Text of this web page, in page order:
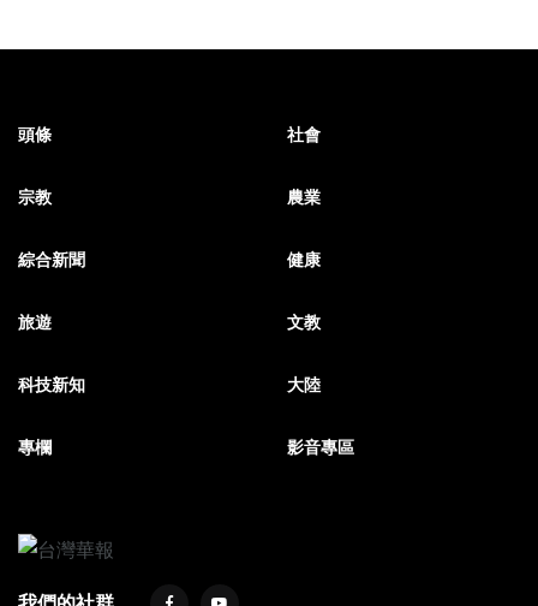
頭條 社會
宗教 農業
綜合新聞 健康
旅遊 文教
科技新知 大陸
專欄 影音專區